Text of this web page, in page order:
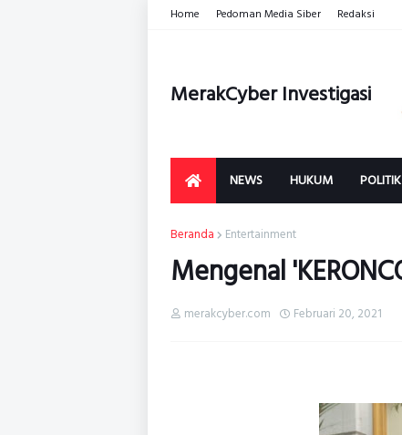
Home Pedoman Media Siber Redaksi
MerakCyber Investigasi
NEWS HUKUM POLITIK
Beranda Entertainment
Mengenal
merakcyber.com Februari 20, 2021